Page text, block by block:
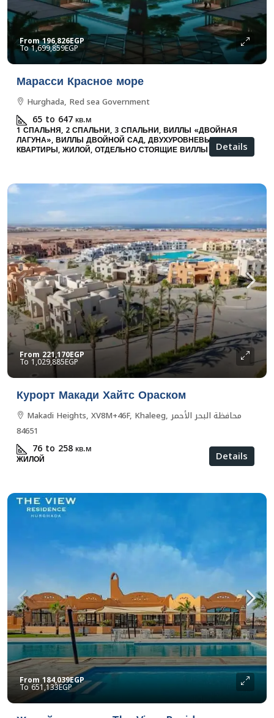
From196,826EGP
1,699,859EGP
Марасси Красное море
Hurghada, Red sea Government
65 to 647кв.м
1 СПАЛЬНЯ, 2 СПАЛЬНИ, 3 СПАЛЬНИ, ВИЛЛЫ «ДВОЙНАЯ
ЛАГУНА», ВИЛЛЫ ДВОЙНОЙ САД, ДВУХУРОВНЕВЫЕ
КВАРТИРЫ, ЖИЛОЙ, ОТДЕЛЬНО СТОЯЩИЕ ВИЛЛЫ Details
From 221,170EGP
1,029,885EGP
Курорт Макади Хайтс Ораском
Makadi Heights, XV8M+46F, Khaleeg, محافظة البحر الأحمر
84651
76 to 258кв.м
ЖИЛОЙ Details
From184,039EGP
651,133EGP